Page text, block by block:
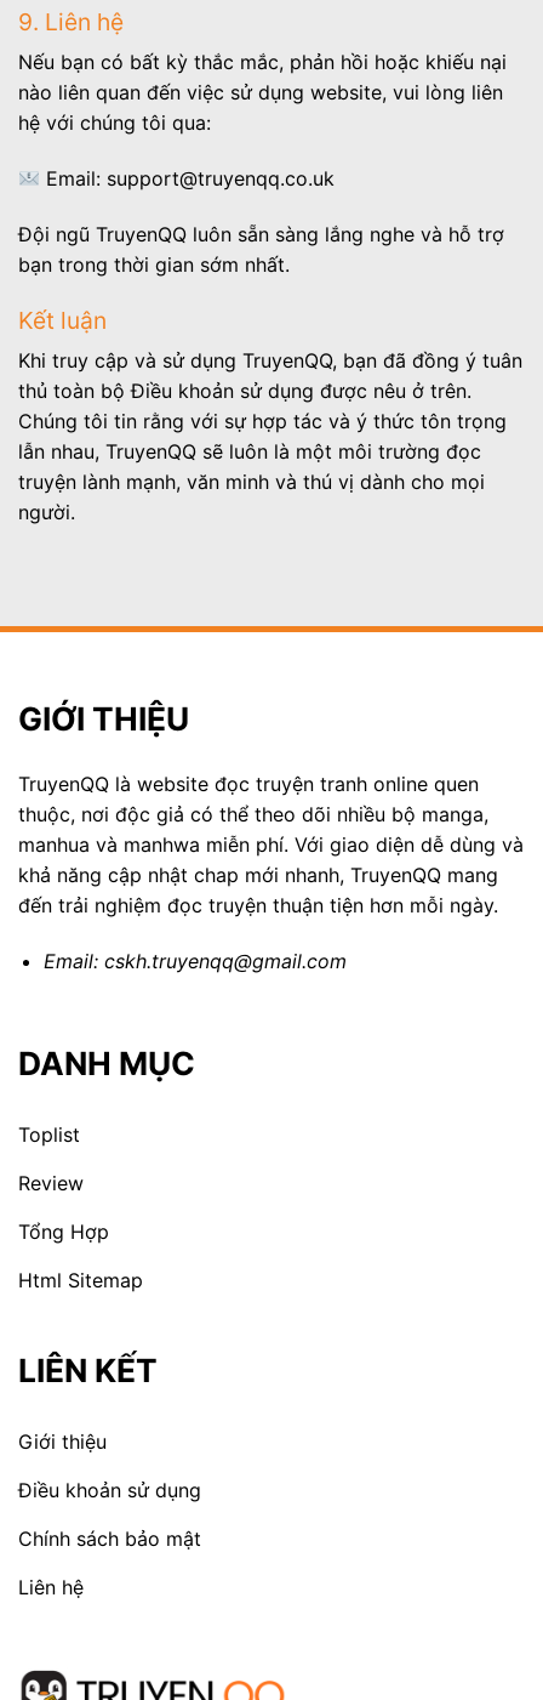
9. Liên hệ
Nếu bạn có bất kỳ thắc mắc, phản hồi hoặc khiếu nại
nào liên quan đến việc sử dụng website, vui lòng liên
hệ với chúng tôi qua:
Email: support@truyenqq.co.uk
Đội ngũ TruyenQQ luôn sẵn sàng lắng nghe và hỗ trợ
bạn trong thời gian sớm nhất.
Kết luận
Khi truy cập và sử dụng TruyenQQ, bạn đã đồng ý tuân
thủ toàn bộ Điều khoản sử dụng được nêu ở trên.
Chúng tôi tin rằng với sự hợp tác và ý thức tôn trọng
lẫn nhau, TruyenQQ sẽ luôn là một môi trường đọc
truyện lành mạnh, văn minh và thú vị dành cho mọi
người.
GIỚI THIỆU
TruyenQQ là website đọc truyện tranh online quen
thuộc, nơi độc giả có thể theo dõi nhiều bộ manga,
manhua và manhwa miễn phí. Với giao diện dễ dùng và
khả năng cập nhật chap mới nhanh, TruyenQQ mang
đến trải nghiệm đọc truyện thuận tiện hơn mỗi ngày.
Email: cskh.truyenqq@gmail.com
DANH MỤC
Toplist
Review
Tổng Hợp
Html Sitemap
LIÊN KẾT
Giới thiệu
Điều khoản sử dụng
Chính sách bảo mật
Liên hệ